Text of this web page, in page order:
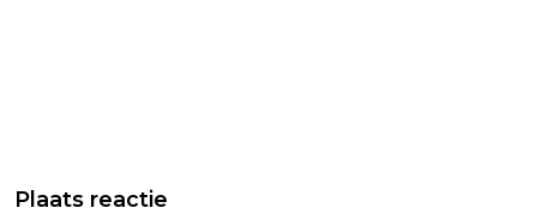
Plaats reactie